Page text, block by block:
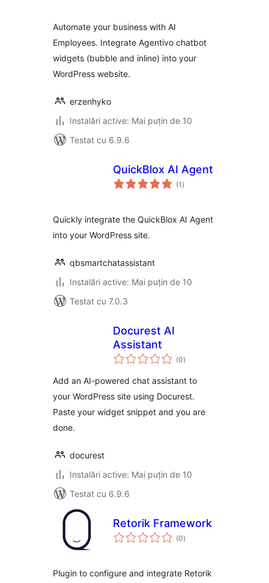
Automate your business with AI
Employees. Integrate Agentivo chatbot
widgets (bubble and inline) into your
WordPress website.
erzenhyko
Instalări active: Mai puțin de 10
Testat cu 6.9.6
QuickBlox AI Agent
(1 total
aprecieri
)
Quickly integrate the QuickBlox AI Agent
into your WordPress site.
qbsmartchatassistant
Instalări active: Mai puțin de 10
Testat cu 7.0.3
Docurest AI
Assistant
(0total
aprecieri
)
Add an AI-powered chat assistant to
your WordPress site using Docurest.
Paste your widget snippet and you are
done.
docurest
Instalări active: Mai puțin de 10
Testat cu 6.9.6
Retorik Framework
(0total
aprecieri
)
Plugin to configure and integrate Retorik